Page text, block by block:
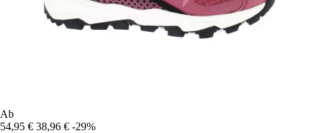
Ab
54,95 € 38,96 € -29%